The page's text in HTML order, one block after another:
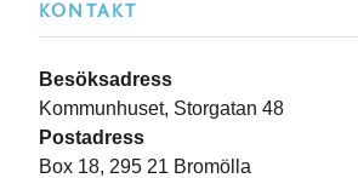
KONTAKT
Besöksadress
Kommunhuset, Storgatan 48
Postadress
Box 18, 295 21 Bromölla